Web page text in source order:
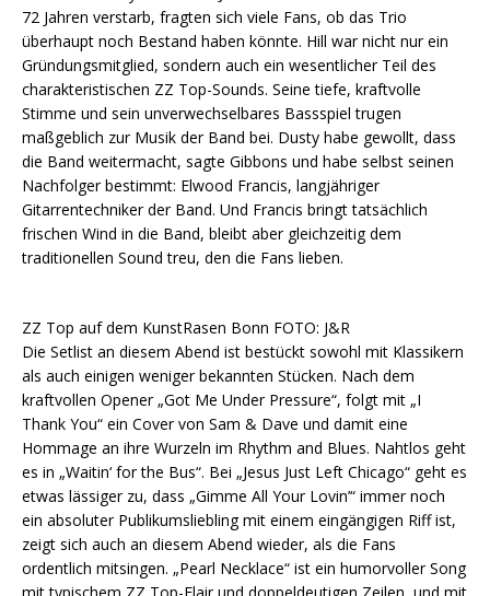
72 Jahren verstarb, fragten sich viele Fans, ob das Trio
überhaupt noch Bestand haben könnte. Hill war nicht nur ein
Gründungsmitglied, sondern auch ein wesentlicher Teil des
charakteristischen ZZ Top-Sounds. Seine tiefe, kraftvolle
Stimme und sein unverwechselbares Bassspiel trugen
maßgeblich zur Musik der Band bei. Dusty habe gewollt, dass
die Band weitermacht, sagte Gibbons und habe selbst seinen
Nachfolger bestimmt: Elwood Francis, langjähriger
Gitarrentechniker der Band. Und Francis bringt tatsächlich
frischen Wind in die Band, bleibt aber gleichzeitig dem
traditionellen Sound treu, den die Fans lieben.
ZZ Top auf dem KunstRasen Bonn FOTO: J&R
Die Setlist an diesem Abend ist bestückt sowohl mit Klassikern
als auch einigen weniger bekannten Stücken. Nach dem
kraftvollen Opener „Got Me Under Pressure“, folgt mit „I
Thank You“ ein Cover von Sam & Dave und damit eine
Hommage an ihre Wurzeln im Rhythm and Blues. Nahtlos geht
es in „Waitin‘ for the Bus“. Bei „Jesus Just Left Chicago“ geht es
etwas lässiger zu, dass „Gimme All Your Lovin’“ immer noch
ein absoluter Publikumsliebling mit einem eingängigen Riff ist,
zeigt sich auch an diesem Abend wieder, als die Fans
ordentlich mitsingen. „Pearl Necklace“ ist ein humorvoller Song